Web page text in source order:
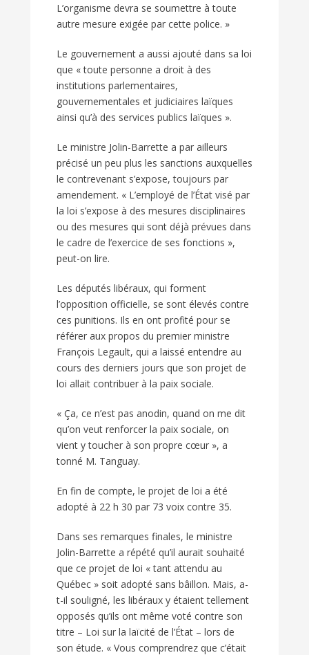
L’organisme devra se soumettre à toute
autre mesure exigée par cette police. »
Le gouvernement a aussi ajouté dans sa loi
que « toute personne a droit à des
institutions parlementaires,
gouvernementales et judiciaires laïques
ainsi qu’à des services publics laïques ».
Le ministre Jolin-Barrette a par ailleurs
précisé un peu plus les sanctions auxquelles
le contrevenant s’expose, toujours par
amendement. « L’employé de l’État visé par
la loi s’expose à des mesures disciplinaires
ou des mesures qui sont déjà prévues dans
le cadre de l’exercice de ses fonctions »,
peut-on lire.
Les députés libéraux, qui forment
l’opposition officielle, se sont élevés contre
ces punitions. Ils en ont profité pour se
référer aux propos du premier ministre
François Legault, qui a laissé entendre au
cours des derniers jours que son projet de
loi allait contribuer à la paix sociale.
« Ça, ce n’est pas anodin, quand on me dit
qu’on veut renforcer la paix sociale, on
vient y toucher à son propre cœur », a
tonné M. Tanguay.
En fin de compte, le projet de loi a été
adopté à 22 h 30 par 73 voix contre 35.
Dans ses remarques finales, le ministre
Jolin-Barrette a répété qu’il aurait souhaité
que ce projet de loi « tant attendu au
Québec » soit adopté sans bâillon. Mais, a-
t-il souligné, les libéraux y étaient tellement
opposés qu’ils ont même voté contre son
titre – Loi sur la laïcité de l’État – lors de
son étude. « Vous comprendrez que c’était